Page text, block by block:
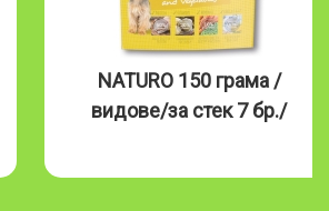
NATURO 150 грама /
видове/за стек 7 бр./